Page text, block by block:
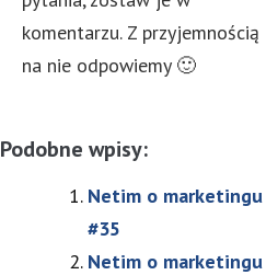
komentarzu. Z przyjemnością
na nie odpowiemy 🙂
Podobne wpisy:
Netim o marketingu
#35
Netim o marketingu